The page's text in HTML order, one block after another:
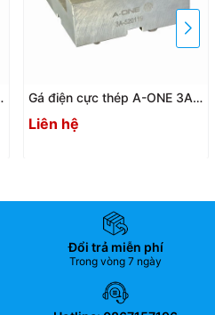
Gá điện cực thép A-ONE 3A-
520119 U50 (Bộ 12 cái) |
Steel holder
Liên hệ
Đổi trả miễn phí
Trong vòng 7 ngày